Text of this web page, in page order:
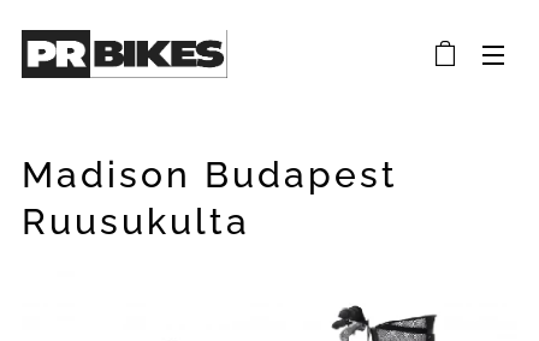
Madison Budapest
Ruusukulta